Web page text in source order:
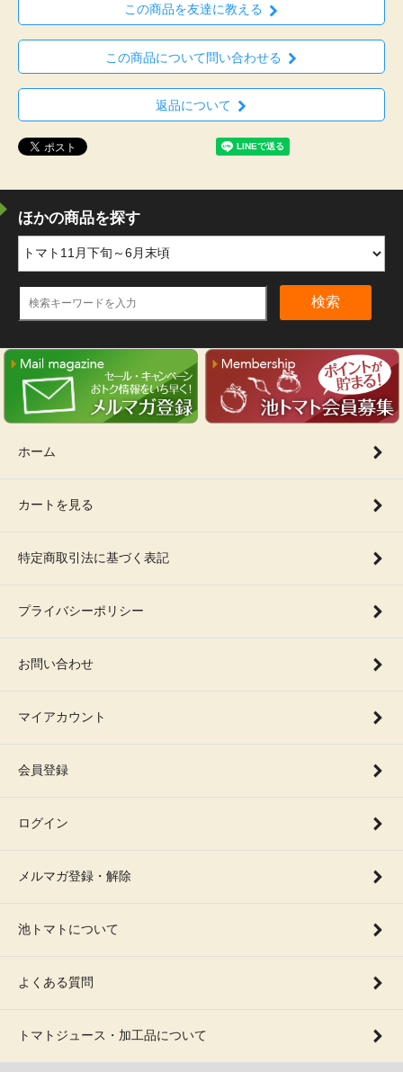
この商品を友達に教える
この商品について問い合わせる
返品について
ほかの商品を探す
検索
ホーム
カートを見る
特定商取引法に基づく表記
プライバシーポリシー
お問い合わせ
マイアカウント
会員登録
ログイン
メルマガ登録・解除
池トマトについて
よくある質問
トマトジュース・加工品について